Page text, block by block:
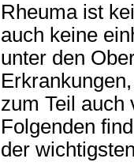
Rheuma ist
auch keine
unter den
zum Teil auch
Folgenden
der